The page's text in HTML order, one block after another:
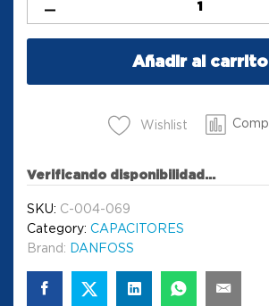
Añadir al carrito
Wishlist
Verificando disponibilidad...
SKU: C-004-069
Category: CAPACITORES
Brand: DANFOSS